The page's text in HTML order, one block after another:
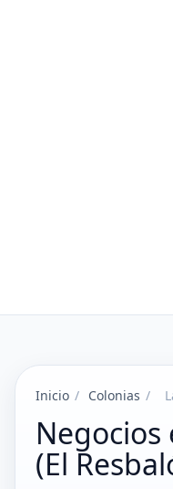
Inicio / Colonias /
Negocios
(El